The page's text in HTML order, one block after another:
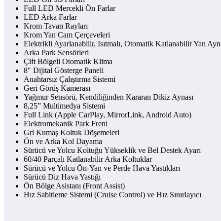
Full LED Mercekli Ön Farlar
LED Arka Farlar
Krom Tavan Rayları
Krom Yan Cam Çerçeveleri
Elektrikli Ayarlanabilir, Isıtmalı, Otomatik Katlanabilir Yan
Arka Park Sensörleri
Çift Bölgeli Otomatik Klima
8″ Dijital Gösterge Paneli
Anahtarsız Çalıştırma Sistemi
Geri Görüş Kamerası
Yağmur Sensörü, Kendiliğinden Kararan Dikiz Aynası
8,25” Multimedya Sistemi
Full Link (Apple CarPlay, MirrorLink, Android Auto)
Elektromekanik Park Freni
Gri Kumaş Koltuk Döşemeleri
Ön ve Arka Kol Dayama
Sürücü ve Yolcu Koltuğu Yükseklik ve Bel Destek Ayarı
60/40 Parçalı Katlanabilir Arka Koltuklar
Sürücü ve Yolcu Ön-Yan ve Perde Hava Yastıkları
Sürücü Diz Hava Yastığı
Ön Bölge Asistanı (Front Assist)
Hız Sabitleme Sistemi (Cruise Control) ve Hız Sınırlayıcı